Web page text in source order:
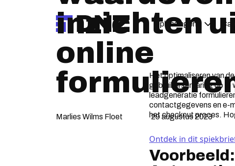
Oplossingen
inzichten
online
Marlies Wilms Floet 29 augustus 2023
Het optimaliseren van
gebruikerservaring op je
leadgeneratie
contactgegevens en e-
het checkout proces.
Ontdek in dit